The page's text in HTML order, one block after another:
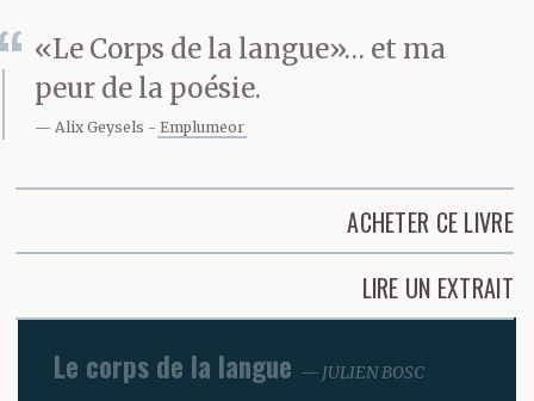
«Le Corps de la langue»… et ma
peur de la poésie.
Alix Geysels Emplumeor
ACHETER CE LIVRE
LIRE UN EXTRAIT
Le corps de la langue JULIEN BOSC